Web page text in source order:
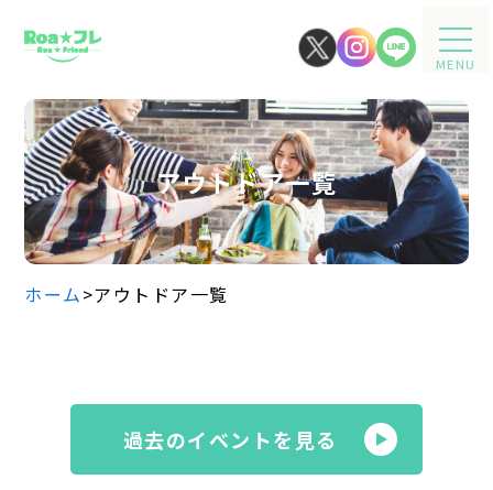
MENU
アウトドア一覧
ホーム>アウトドア一覧
過去のイベントを見る